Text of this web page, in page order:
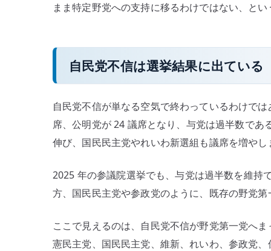
まま特定野党への支持に移るわけではない、と
自民党不信は選挙結果に出ている
自民党不信が単なる空気で終わっているわけで
席、公明党が 24 議席となり、与党は過半数で
伸び、国民民主党やれいわ新選組も議席を増やし
2025 年の参議院選挙でも、与党は過半数を維持
方、国民民主党や参政党のように、既存の野党
ここで見えるのは、自民党不信が野党第一党へ
憲民主党、国民民主党、維新、れいわ、参政党